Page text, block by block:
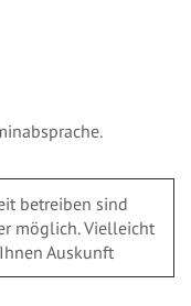
betreiben sind
möglich. Vielleicht
Auskunft